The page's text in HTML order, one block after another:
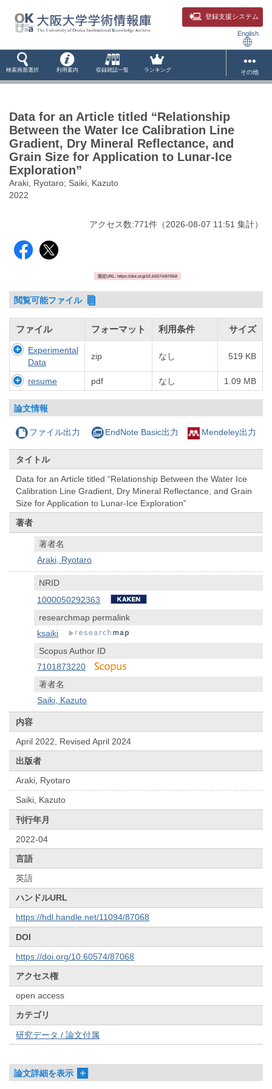
登録支援システム
English
検索画面選択 利用案内 収録雑誌一覧 ランキング その他
Data for an Article titled “Relationship
Between the Water Ice Calibration Line
Gradient, Dry Mineral Reflectance, and
Grain Size for Application to Lunar-Ice
Exploration”
Araki, Ryotaro; Saiki, Kazuto
2022
アクセス数:771件 （2026-08-07 11:51 集計）
固定URL: https://doi.org/10.60574/87068
閲覧可能ファイル
ファイル フォーマット 利用条件 サイズ
Experimental
Data
zip なし 519 KB
resume pdf なし 1.09 MB
論文情報
ファイル出力 EndNote Basic出力 Mendeley出力
タイトル
Data for an Article titled “Relationship Between the Water Ice
Calibration Line Gradient, Dry Mineral Reflectance, and Grain
Size for Application to Lunar-Ice Exploration”
著者
著者名
Araki, Ryotaro
NRID
1000050292363
researchmap permalink
ksaiki
Scopus Author ID
7101873220
著者名
Saiki, Kazuto
内容
April 2022, Revised April 2024
出版者
Araki, Ryotaro
Saiki, Kazuto
刊行年月
2022-04
言語
英語
ハンドルURL
https://hdl.handle.net/11094/87068
DOI
https://doi.org/10.60574/87068
アクセス権
open access
カテゴリ
研究データ / 論文付属
論文詳細を表示